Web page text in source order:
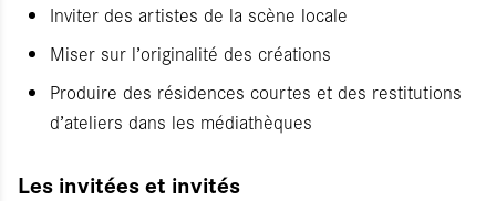
Inviter des artistes de la scène locale
Miser sur l’originalité des créations
Produire des résidences courtes et des restitutions
d’ateliers dans les médiathèques
Les invitées et invités